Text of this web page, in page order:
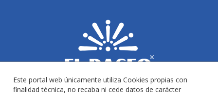
Este portal web únicamente utiliza Cookies propias con
finalidad técnica, no recaba ni cede datos de carácter